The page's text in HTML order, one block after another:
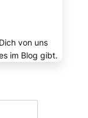
von uns
im Blog gibt.